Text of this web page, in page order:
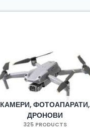
КАМЕРИ, ФОТОАПАРАТИ,
ДРОНОВИ
325 PRODUCTS